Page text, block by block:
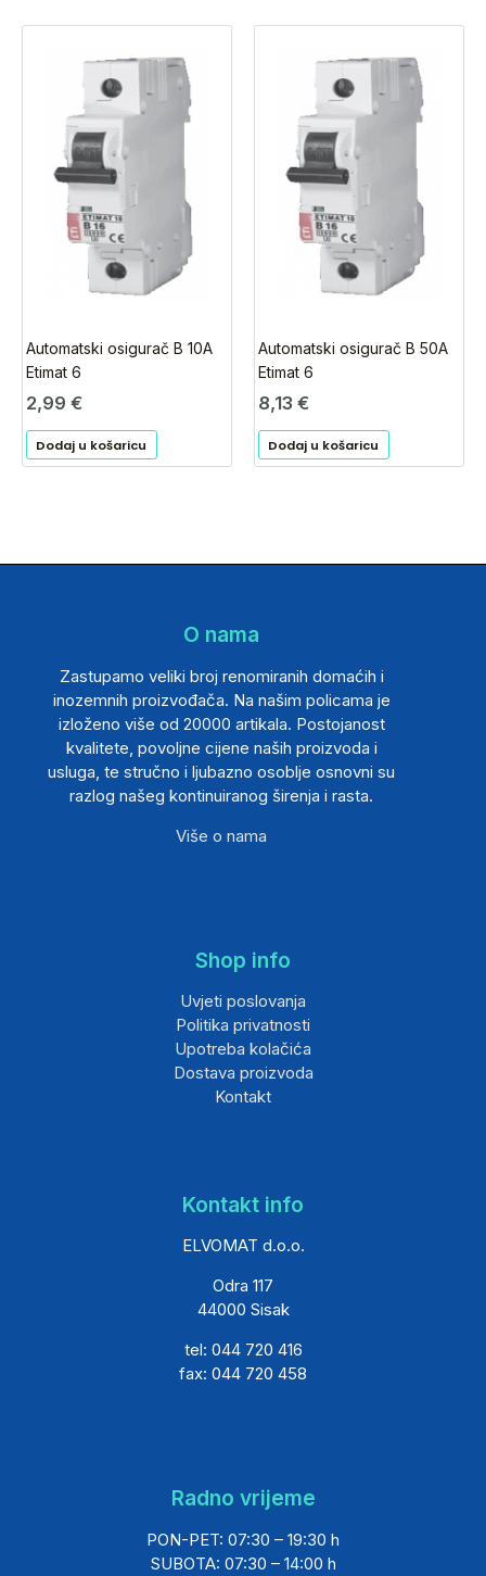
Automatski osigurač B 10A
Etimat 6
2,99 €
Dodaj u košaricu
Automatski osigurač B 50A
Etimat 6
8,13 €
Dodaj u košaricu
O nama
Zastupamo veliki broj renomiranih domaćih i
inozemnih proizvođača. Na našim policama je
izloženo više od 20000 artikala. Postojanost
kvalitete, povoljne cijene naših proizvoda i
usluga, te stručno i ljubazno osoblje osnovni su
razlog našeg kontinuiranog širenja i rasta.
Više o nama
Shop info
Uvjeti poslovanja
Politika privatnosti
Upotreba kolačića
Dostava proizvoda
Kontakt
Kontakt info
ELVOMAT d.o.o.
Odra 117
44000 Sisak
tel: 044 720 416
fax: 044 720 458
Radno vrijeme
PON-PET: 07:30 – 19:30 h
SUBOTA: 07:30 – 14:00 h